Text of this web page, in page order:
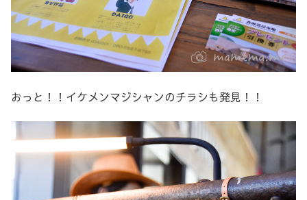
おっと！！イケメンマジシャンのチラシも発見！！